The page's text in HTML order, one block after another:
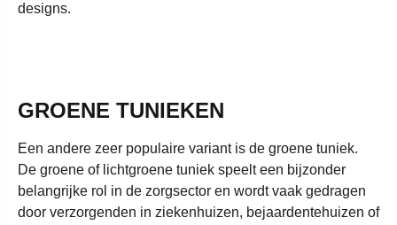
designs.
GROENE TUNIEKEN
Een andere zeer populaire variant is de groene tuniek.
De groene of lichtgroene tuniek speelt een bijzonder
belangrijke rol in de zorgsector en wordt vaak gedragen
door verzorgenden in ziekenhuizen, bejaardentehuizen of